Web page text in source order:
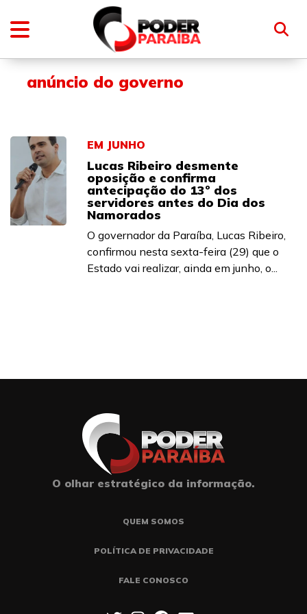
anúncio do governo
EM JUNHO
Lucas Ribeiro desmente
oposição e confirma
antecipação do 13º dos
servidores antes do Dia dos
Namorados
O governador da Paraíba, Lucas Ribeiro,
confirmou nesta sexta-feira (29) que o
Estado vai realizar, ainda em junho, o...
O olhar estratégico da informação.
QUEM SOMOS
POLÍTICA DE PRIVACIDADE
FALE CONOSCO